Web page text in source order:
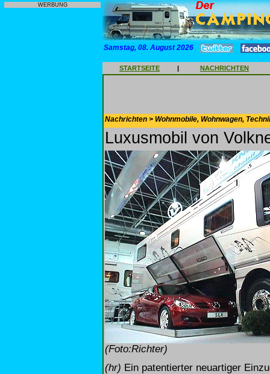
WERBUNG
Samstag, 08. August 2026
STARTSEITE | NACHRICHTEN
Nachrichten > Wohnmobile, Wohnwagen,
Luxusmobil von
(Foto:Richter)
(hr) Ein patentierter neuartiger